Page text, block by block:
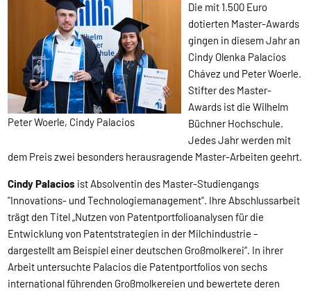
Peter Woerle, Cindy Palacios
Die mit 1.500 Euro
dotierten Master-Awards
gingen in diesem Jahr an
Cindy Olenka Palacios
Chávez und Peter Woerle.
Stifter des Master-
Awards ist die Wilhelm
Büchner Hochschule.
Jedes Jahr werden mit
dem Preis zwei besonders herausragende Master-Arbeiten geehrt.
Cindy Palacios ist Absolventin des Master-Studiengangs
"Innovations- und Technologiemanagement". Ihre Abschlussarbeit
trägt den Titel „Nutzen von Patentportfolioanalysen für die
Entwicklung von Patentstrategien in der Milchindustrie –
dargestellt am Beispiel einer deutschen Großmolkerei“. In ihrer
Arbeit untersuchte Palacios die Patentportfolios von sechs
international führenden Großmolkereien und bewertete deren